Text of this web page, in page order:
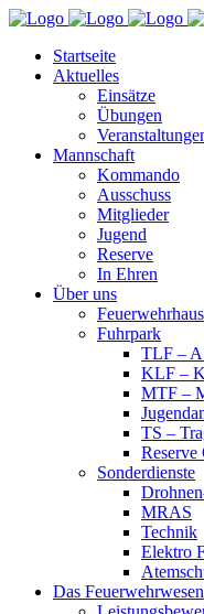
Startseite
Aktuelles
Einsätze
Übungen
Mannschaft
Kommando
Ausschuss
Mitglieder
Jugend
Reserve
In Ehren
Über uns
Feuerwehrhaus
Fuhrpark
TLF – A
KLF –
MTF –
TS –
Reserve
Sonderdienste
MRAS
Technik
Elektro
Das Feuerwehrwesen